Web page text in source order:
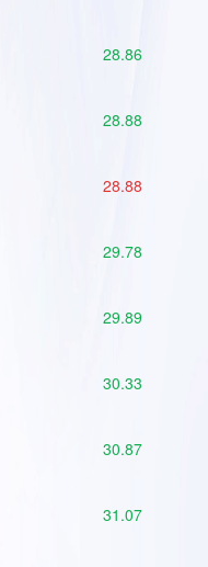
28.86
28.88
28.88
29.78
29.89
30.33
30.87
31.07